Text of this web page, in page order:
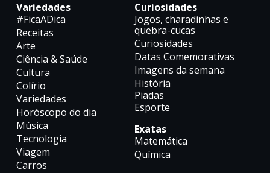
Variedades
#FicaADica
Receitas
Arte
Ciência & Saúde
Cultura
Colírio
Variedades
Horóscopo do dia
Música
Tecnologia
Viagem
Carros
Curiosidades
Jogos, charadinhas e
quebra-cucas
Curiosidades
Datas Comemorativas
Imagens da semana
História
Piadas
Esporte
Exatas
Matemática
Química